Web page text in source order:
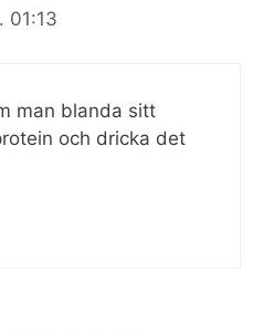
01:13
man blanda sitt
och dricka det